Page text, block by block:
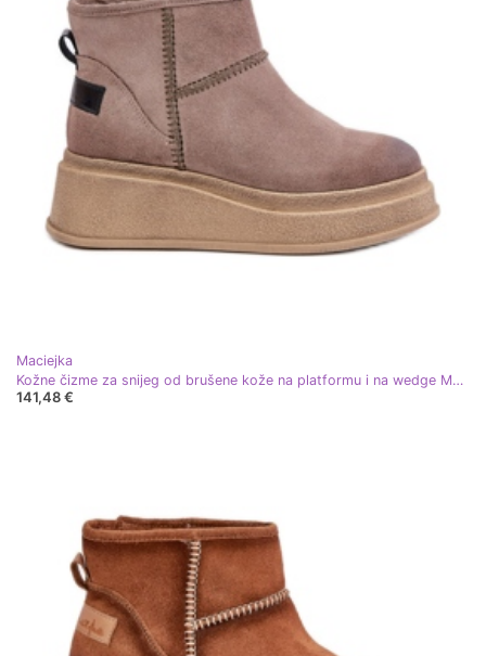
Maciejka
Kožne čizme za snijeg od brušene kože na platformu i na wedge Maciejka 06769-02 Tamno smeđa
141,48 €